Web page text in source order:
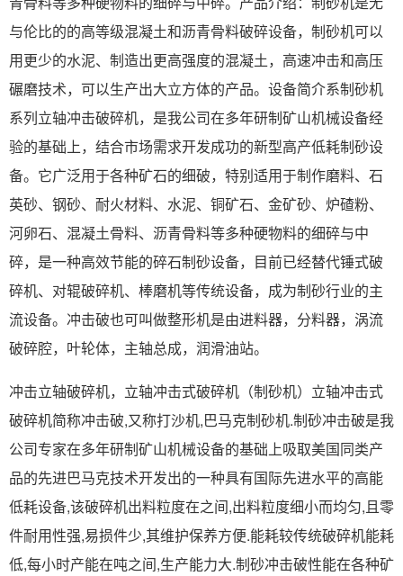
与伦比的的高等级混凝土和沥青骨料破碎设备，制砂机可以
用更少的水泥、制造出更高强度的混凝土，高速冲击和高压
碾磨技术，可以生产出大立方体的产品。设备简介系制砂机
系列立轴冲击破碎机，是我公司在多年研制矿山机械设备经
验的基础上，结合市场需求开发成功的新型高产低耗制砂设
备。它广泛用于各种矿石的细破，特别适用于制作磨料、石
英砂、钢砂、耐火材料、水泥、铜矿石、金矿砂、炉碴粉、
河卵石、混凝土骨料、沥青骨料等多种硬物料的细碎与中
碎，是一种高效节能的碎石制砂设备，目前已经替代锤式破
碎机、对辊破碎机、棒磨机等传统设备，成为制砂行业的主
流设备。冲击破也可叫做整形机是由进料器，分料器，涡流
破碎腔，叶轮体，主轴总成，润滑油站。
冲击立轴破碎机，立轴冲击式破碎机（制砂机）立轴冲击式
破碎机简称冲击破,又称打沙机,巴马克制砂机.制砂冲击破是我
公司专家在多年研制矿山机械设备的基础上吸取美国同类产
品的先进巴马克技术开发出的一种具有国际先进水平的高能
低耗设备,该破碎机出料粒度在之间,出料粒度细小而均匀,且零
件耐用性强,易损件少,其维护保养方便.能耗较传统破碎机能耗
低,每小时产能在吨之间,生产能力大.制砂冲击破性能在各种矿